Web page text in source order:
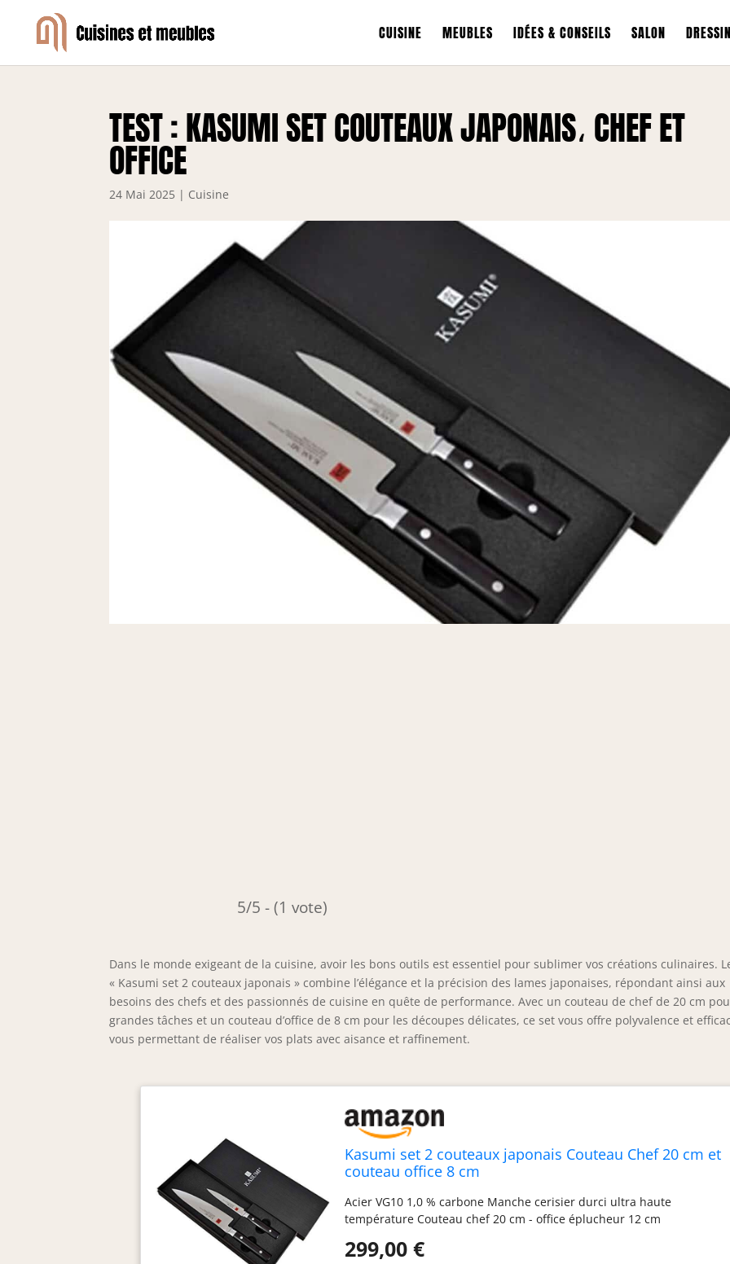
CUISINE MEUBLES IDÉES & CONSEILS SALON
TEST : KASUMI SET COUTEAUX JAPONAIS، CHEF ET
OFFICE
24 Mai 2025 | Cuisine
5/5 - (1 vote)
Dans le monde exigeant de la cuisine, avoir les bons outils est essentiel pour sublimer vos créations culinaires.
« Kasumi set 2 couteaux japonais » combine l’élégance et la précision des lames japonaises, répondant ainsi aux
besoins des chefs et des passionnés de cuisine en quête de performance. Avec un couteau de chef de 20 cm
grandes tâches et un couteau d’office de 8 cm pour les découpes délicates, ce set vous offre polyvalence et
vous permettant de réaliser vos plats avec aisance et raffinement.
Kasumi set 2 couteaux japonais Couteau Chef 20 cm et
couteau office 8 cm
Acier VG10 1,0 % carbone Manche cerisier durci ultra haute
température Couteau chef 20 cm - office éplucheur 12 cm
299,00 €